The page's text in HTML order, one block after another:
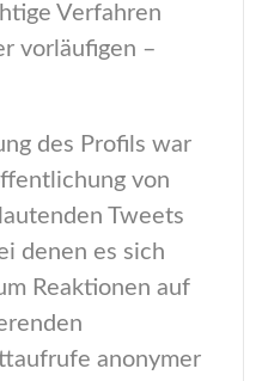
Verfahren
vorläufigen –
des Profils war
von
Tweets
denen es sich
Reaktionen auf
anonymer